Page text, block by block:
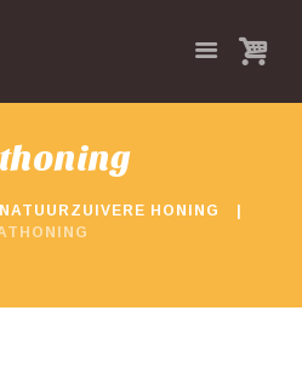
NATUURZUIVERE HONING